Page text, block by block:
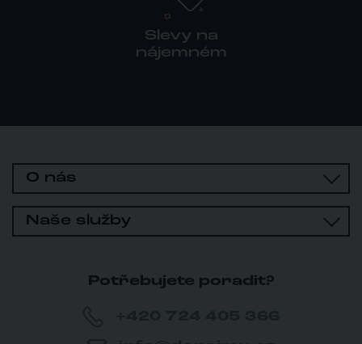
Slevy na
nájemném
O nás
Naše služby
Potřebujete poradit?